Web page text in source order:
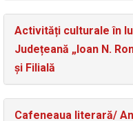
Activități culturale în
Județeană „Ioan N.
și Filială
Cafeneaua literară/